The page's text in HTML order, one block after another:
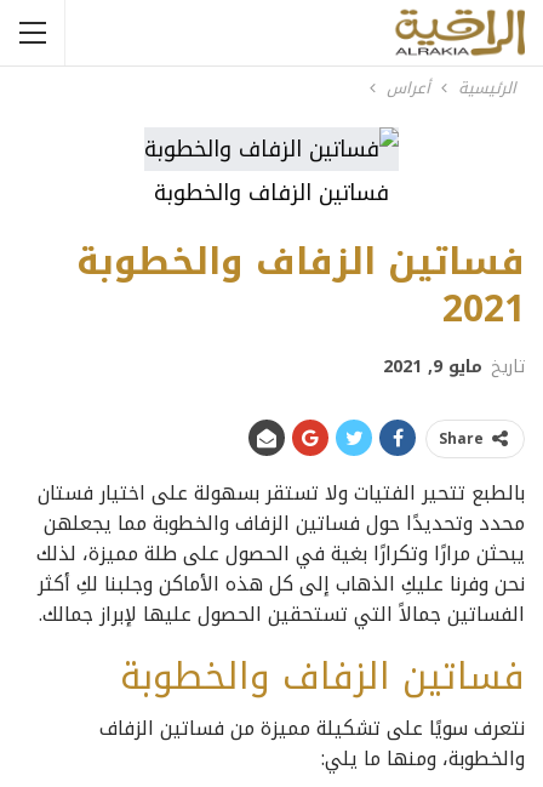
الرئيسية أعراس
فساتين الزفاف والخطوبة
فساتين الزفاف والخطوبة
2021
تاريخ مايو 9, 2021
Share
بالطبع تتحير الفتيات ولا تستقر بسهولة على اختيار فستان
محدد وتحديدًا حول فساتين الزفاف والخطوبة مما يجعلهن
يبحثن مرارًا وتكرارًا بغية في الحصول على طلة مميزة، لذلك
نحن وفرنا عليكِ الذهاب إلى كل هذه الأماكن وجلبنا لكِ أكثر
الفساتين جمالاً التي تستحقين الحصول عليها لإبراز جمالك.
فساتين الزفاف والخطوبة
نتعرف سويًا على تشكيلة مميزة من فساتين الزفاف
والخطوبة، ومنها ما يلي: